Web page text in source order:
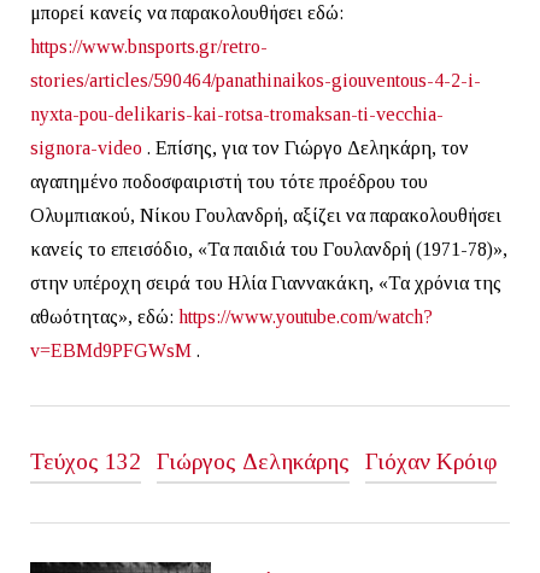
μπορεί κανείς να παρακολουθήσει εδώ:
https://www.bnsports.gr/retro-
stories/articles/590464/panathinaikos-giouventous-4-2-i-
nyxta-pou-delikaris-kai-rotsa-tromaksan-ti-vecchia-
signora-video . Επίσης, για τον Γιώργο Δεληκάρη, τον
αγαπημένο ποδοσφαιριστή του τότε προέδρου του
Ολυμπιακού, Νίκου Γουλανδρή, αξίζει να παρακολουθήσει
κανείς το επεισόδιο, «Τα παιδιά του Γουλανδρή (1971-78)»,
στην υπέροχη σειρά του Ηλία Γιαννακάκη, «Τα χρόνια της
αθωότητας», εδώ: https://www.youtube.com/watch?
v=EBMd9PFGWsM .
Τεύχος 132 Γιώργος Δεληκάρης Γιόχαν Κρόιφ